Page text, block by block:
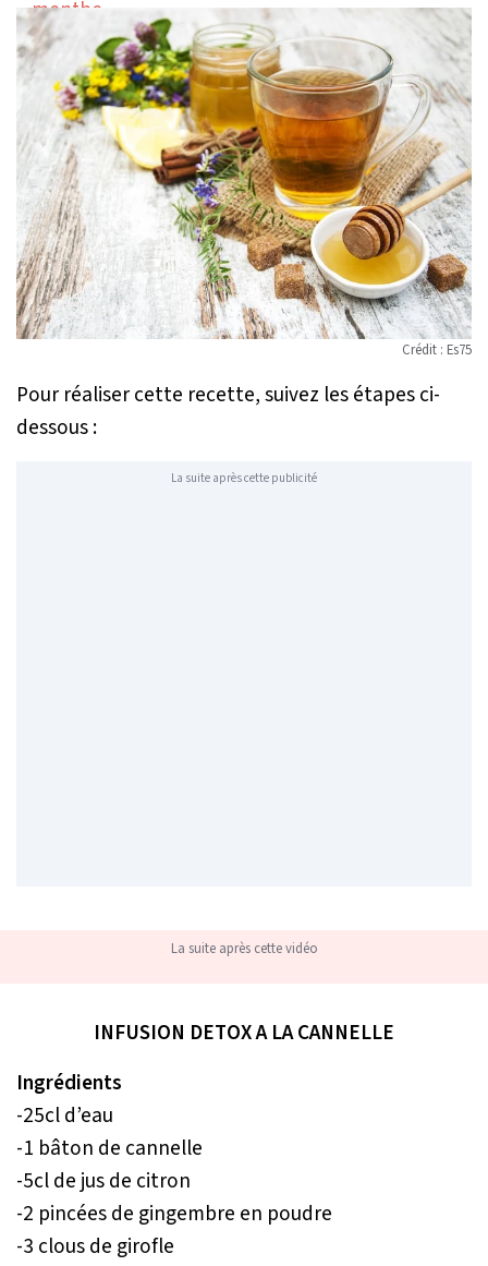
Crédit : Es75
Pour réaliser cette recette, suivez les étapes ci-
dessous :
La suite après cette publicité
La suite après cette vidéo
INFUSION DETOX A LA CANNELLE
Ingrédients
-25cl d’eau
-1 bâton de cannelle
-5cl de jus de citron
-2 pincées de gingembre en poudre
-3 clous de girofle